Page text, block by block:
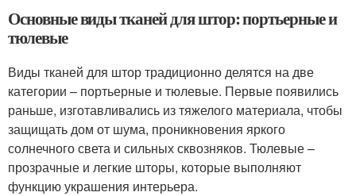
Основные виды тканей для штор: портьерные и
тюлевые
Виды тканей для штор традиционно делятся на две
категории – портьерные и тюлевые. Первые появились
раньше, изготавливались из тяжелого материала, чтобы
защищать дом от шума, проникновения яркого
солнечного света и сильных сквозняков. Тюлевые –
прозрачные и легкие шторы, которые выполняют
функцию украшения интерьера.